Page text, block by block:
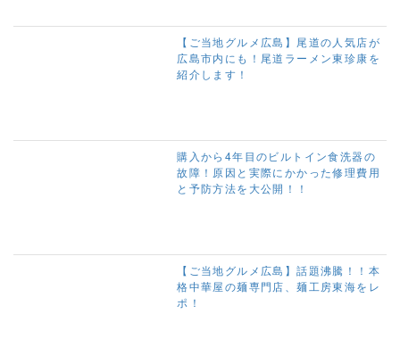
【ご当地グルメ広島】尾道の人気店が
広島市内にも！尾道ラーメン東珍康を
紹介します！
購入から4年目のビルトイン食洗器の
故障！原因と実際にかかった修理費用
と予防方法を大公開！！
【ご当地グルメ広島】話題沸騰！！本
格中華屋の麺専門店、麺工房東海をレ
ポ！